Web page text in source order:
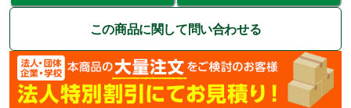
この商品に関して問い合わせる